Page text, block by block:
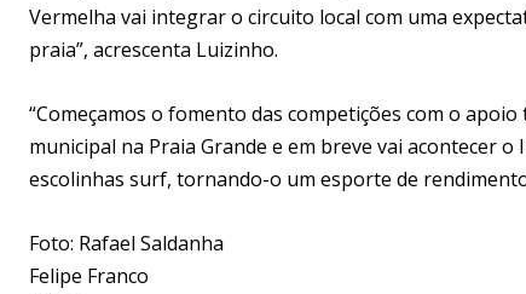
Vermelha vai integrar o circuito local com uma
praia”, acrescenta Luizinho.
“Começamos o fomento das competições com o
municipal na Praia Grande e em breve vai acontecer
escolinhas surf, tornando-o um esporte de
Foto: Rafael Saldanha
Felipe Franco